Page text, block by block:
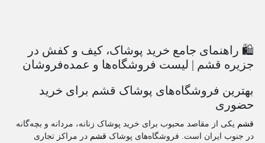
🛍️ راهنمای جامع خرید پوشاک، کیف و کفش در
جزیره قشم | لیست فروشگاه‌ها و عمده‌فروشان
بهترین فروشگاه‌های پوشاک قشم برای خرید
حضوری
قشم یکی از مقاصد محبوب برای خرید پوشاک زنانه، مردانه و بچه‌گانه
در جنوب ایران است. فروشگاه‌های پوشاک قشم در مراکز تجاری